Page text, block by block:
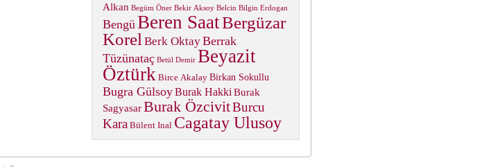
Alkan Begüm Öner Bekir Aksoy Belcin Bilgin Erdogan
BengüBeren SaatBergüzar
Korel Berk OktayBerrak
Tüzünataç Betül Demir Beyazit
Öztürk Birce Akalay Birkan Sokullu
Bugra GülsoyBurak Hakki Burak
Sagyasar Burak ÖzcivitBurcu
Kara Bülent Inal Cagatay Ulusoy